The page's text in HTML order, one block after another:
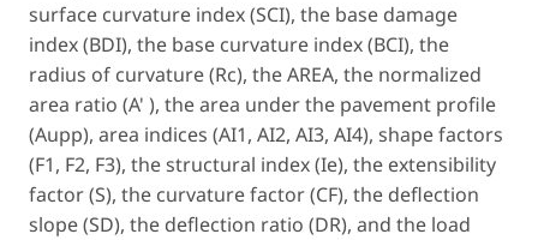
surface curvature index (SCI), the base damage
index (BDI), the base curvature index (BCI), the
radius of curvature (Rc), the AREA, the normalized
area ratio (A' ), the area under the pavement profile
(Aupp), area indices (AI1, AI2, AI3, AI4), shape factors
(F1, F2, F3), the structural index (Ie), the extensibility
factor (S), the curvature factor (CF), the deflection
slope (SD), the deflection ratio (DR), and the load